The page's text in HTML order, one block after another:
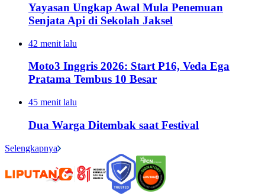
Yayasan Ungkap Awal Mula Penemuan
Senjata Api di Sekolah Jaksel
42 menit lalu
Moto3 Inggris 2026: Start P16, Veda Ega
Pratama Tembus 10 Besar
45 menit lalu
Dua Warga Ditembak saat Festival
Selengkapnya